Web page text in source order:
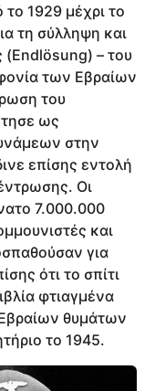
1929 μέχρι το
τη σύλληψη και
(Endlösung) – του
των Εβραίων
του
ως
στην
επίσης εντολή
Οι
7.000.000
και
για
ότι το σπίτι
φτιαγμένα
θυμάτων
το 1945.